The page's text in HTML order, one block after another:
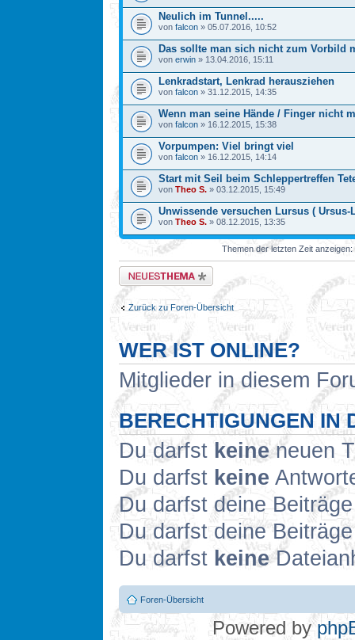
Neulich im Tunnel.....
von falcon » 05.07.2016, 10:52
Das sollte man sich nicht zum Vorbild
von erwin » 13.04.2016, 15:11
Lenkradstart, Lenkrad herausziehen
von falcon » 31.12.2015, 14:35
Wenn man seine Hände / Finger nicht
von falcon » 16.12.2015, 15:38
Vorpumpen: Viel bringt viel
von falcon » 16.12.2015, 14:14
Start mit Seil beim Schleppertreffen
von Theo S. » 03.12.2015, 15:49
Unwissende versuchen Lursus ( Ursus-
von Theo S. » 08.12.2015, 13:35
Themen der letzten Zeit anzeigen:
Neues Thema erstellen
Zurück zu Foren-Übersicht
WER IST ONLINE?
Mitglieder in diesem
BERECHTIGUNGEN IN
Du darfst keineneuen
Du darfst keine
Du darfst deine
Du darfst deine
Du darfst keine
Foren-Übersicht
Powered by